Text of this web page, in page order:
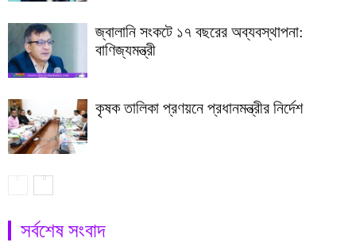
জ্বালানি সংকটে ১৭ বছরের অব্যবস্থাপনা:
বাণিজ্যমন্ত্রী
কৃষক তালিকা প্রণয়নে প্রধানমন্ত্রীর নির্দেশ
সর্বশেষ সংবাদ